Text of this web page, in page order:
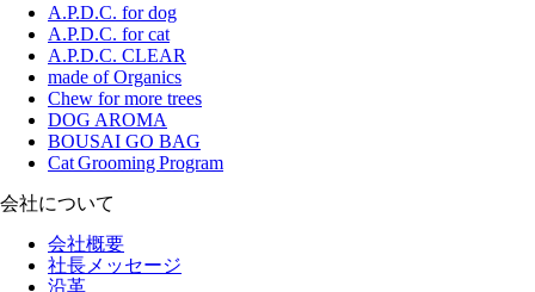
A.P.D.C. for dog
A.P.D.C. for cat
A.P.D.C. CLEAR
made of Organics
Chew for more trees
DOG AROMA
BOUSAI GO BAG
Cat Grooming Program
会社について
会社概要
社長メッセージ
沿革